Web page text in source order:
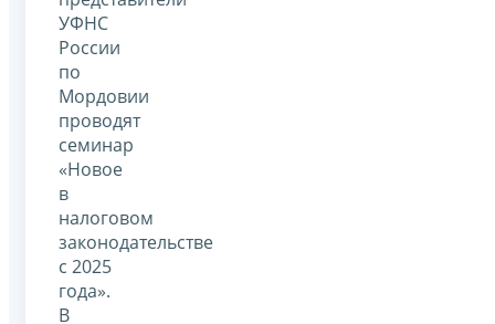
УФНС
России
по
Мордовии
проводят
семинар
«Новое
в
налоговом
законодательстве
с 2025
года».
В